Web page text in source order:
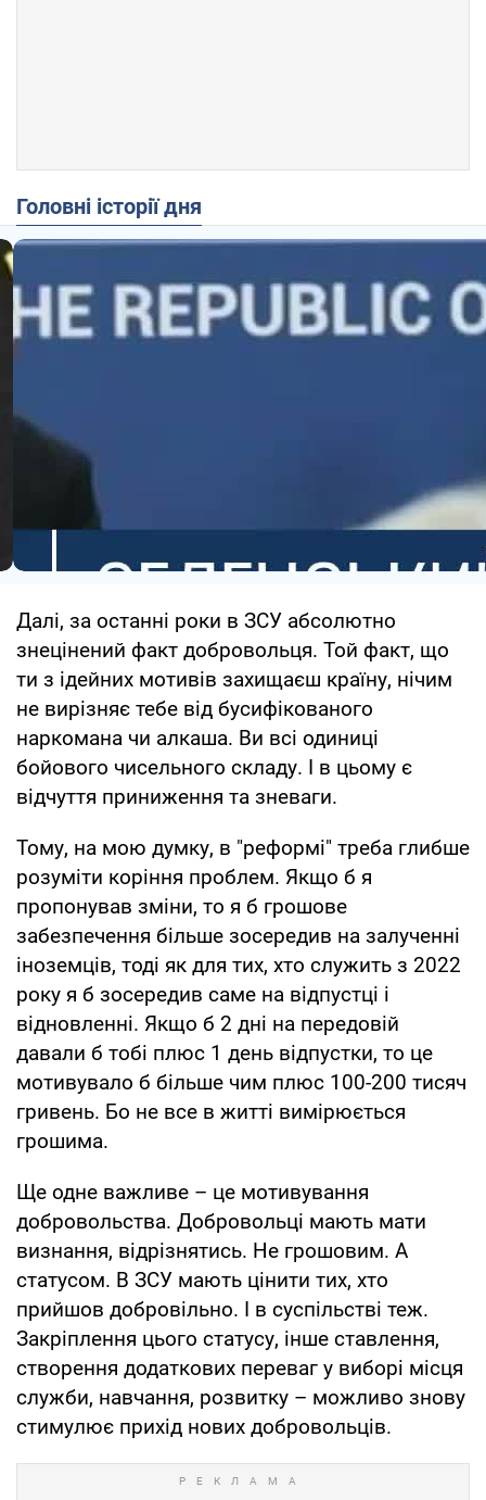
Головні історії дня
Далі, за останні роки в ЗСУ абсолютно
знецінений факт добровольця. Той факт, що
ти з ідейних мотивів захищаєш країну, нічим
не вирізняє тебе від бусифікованого
наркомана чи алкаша. Ви всі одиниці
бойового чисельного складу. І в цьому є
відчуття приниження та зневаги.
Тому, на мою думку, в "реформі" треба глибше
розуміти коріння проблем. Якщо б я
пропонував зміни, то я б грошове
забезпечення більше зосередив на залученні
іноземців, тоді як для тих, хто служить з 2022
року я б зосередив саме на відпустці і
відновленні. Якщо б 2 дні на передовій
давали б тобі плюс 1 день відпустки, то це
мотивувало б більше чим плюс 100-200 тисяч
гривень. Бо не все в житті вимірюється
грошима.
Ще одне важливе – це мотивування
добровольства. Добровольці мають мати
визнання, відрізнятись. Не грошовим. А
статусом. В ЗСУ мають цінити тих, хто
прийшов добровільно. І в суспільстві теж.
Закріплення цього статусу, інше ставлення,
створення додаткових переваг у виборі місця
служби, навчання, розвитку – можливо знову
стимулює прихід нових добровольців.